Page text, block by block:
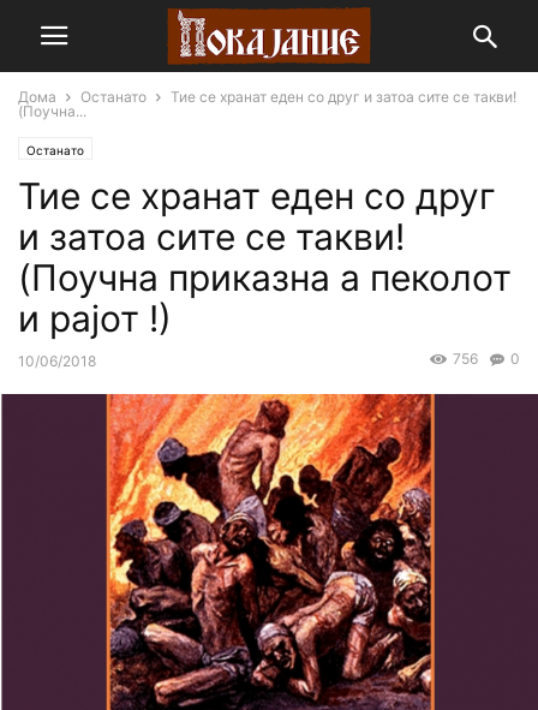
Дома Останато
Тие се хранат еден со друг и затоа сите се такви!
(Поучна...
Останато
Тие се хранат еден со друг
и затоа сите се такви!
(Поучна приказна а пеколот
и рајот !)
10/06/2018 0
756